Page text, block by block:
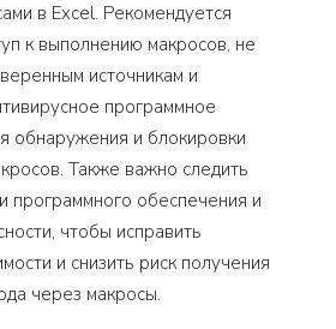
в Excel. Рекомендуется
к выполнению макросов, не
источникам и
программное
обнаружения и блокировки
Также важно следить
программного обеспечения и
чтобы исправить
и снизить риск получения
через макросы.